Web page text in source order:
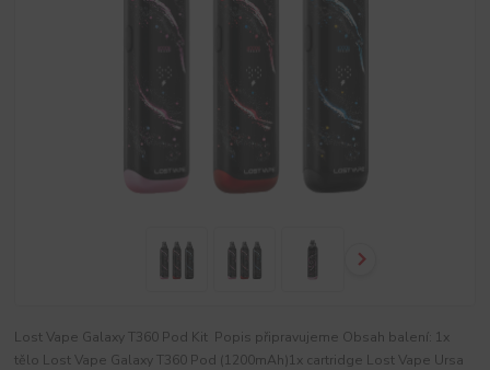
Lost Vape Galaxy T360 Pod Kit Popis připravujeme Obsah balení: 1x
tělo Lost Vape Galaxy T360 Pod (1200mAh)1x cartridge Lost Vape Ursa